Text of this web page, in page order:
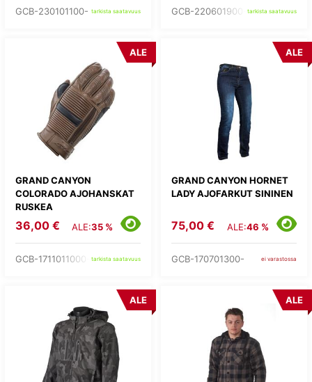
GCB-230101100- tarkista saatavuus GCB-220601900- tarkista saatavuus
GRAND CANYON
COLORADO AJOHANSKAT
RUSKEA
ALE
36,00 € ALE:35 %
GCB-1711011000- tarkista saatavuus
GRAND CANYON HORNET
LADY AJOFARKUT SININEN
ALE
75,00 € ALE:46 %
GCB-170701300- ei varastossa
ALE ALE